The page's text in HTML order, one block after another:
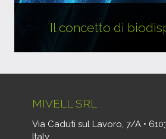
Il concetto di
MIVELL SRL
Via Caduti sul Lavoro, 7/A •
Italy